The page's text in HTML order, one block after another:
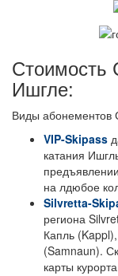
Стоимость
Ишгле:
Виды абонементов
VIP-Skipass
катания
на лдюбое
Silvretta-
региона
Капль
(Samnaun).
карты